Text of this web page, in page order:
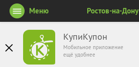
КупиКупон
Мобильное приложение
ещё удобнее
Меню Ростов-на-Дону